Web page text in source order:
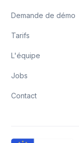
Demande de démo
Tarifs
L'équipe
Jobs
Contact